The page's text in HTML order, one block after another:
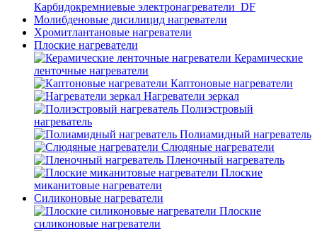
Карбидокремниевые электронагреватели_DF
Молибденовые дисилицид нагреватели
Хромитлантановые нагреватели
Плоские нагреватели
Керамические
ленточные нагреватели
Каптоновые нагреватели
Нагреватели зеркал
Полиэстровый
нагреватель
Полиамидный нагреватель
Слюдяные нагреватели
Пленочный нагреватель
Плоские
миканитовые нагреватели
Силиконовые нагреватели
Плоские
силиконовые нагреватели